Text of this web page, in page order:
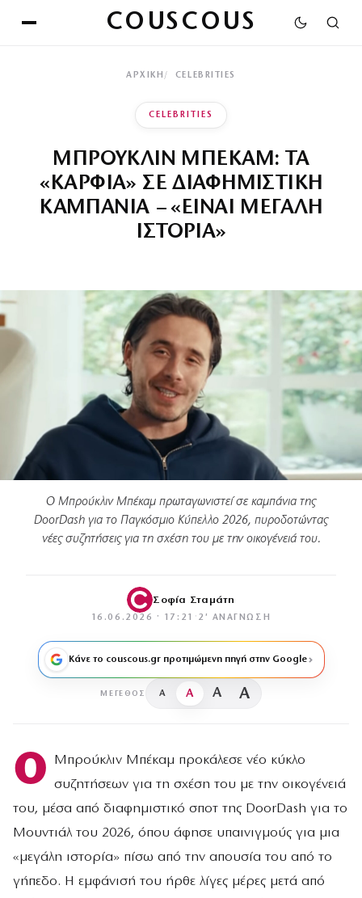
COUSCOUS
ΑΡΧΙΚΉ CELEBRITIES
CELEBRITIES
ΜΠΡΟΥΚΛΙΝ ΜΠΕΚΑΜ: ΤΑ
«ΚΑΡΦΙΑ» ΣΕ ΔΙΑΦΗΜΙΣΤΙΚΗ
ΚΑΜΠΑΝΙΑ – «ΕΙΝΑΙ ΜΕΓΑΛΗ
ΙΣΤΟΡΙΑ»
Ο Μπρούκλιν Μπέκαμ πρωταγωνιστεί σε καμπάνια της
DoorDash για το Παγκόσμιο Κύπελλο 2026, πυροδοτώντας
νέες συζητήσεις για τη σχέση του με την οικογένειά του.
Σοφία Σταμάτη
16.06.2026 · 17:21 · 2′ ΑΝΆΓΝΩΣΗ
Κάνε το couscous.gr προτιμώμενη πηγή στην Google
ΜΈΓΕΘΟΣ A A A A
Ο
Μπρούκλιν Μπέκαμ προκάλεσε νέο κύκλο
συζητήσεων για τη σχέση του με την οικογένειά
του, μέσα από διαφημιστικό σποτ της DoorDash για το
Μουντιάλ του 2026, όπου άφησε υπαινιγμούς για μια
«μεγάλη ιστορία» πίσω από την απουσία του από το
γήπεδο. Η εμφάνισή του ήρθε λίγες μέρες μετά από